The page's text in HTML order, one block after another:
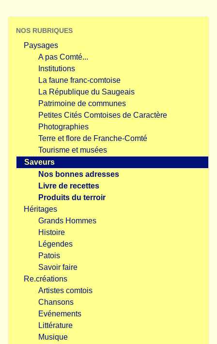
NOS RUBRIQUES
Paysages
A pas Comté...
Institutions
La faune franc-comtoise
La République du Saugeais
Patrimoine de communes
Petites Cités Comtoises de Caractère
Photographies
Terre et flore de Franche-Comté
Tourisme et musées
Saveurs
Nos bonnes adresses
Livre de recettes
Produits du terroir
Héritages
Grands Hommes
Histoire
Légendes
Patois
Savoir faire
Re.créations
Artistes comtois
Chansons
Evénements
Littérature
Musique